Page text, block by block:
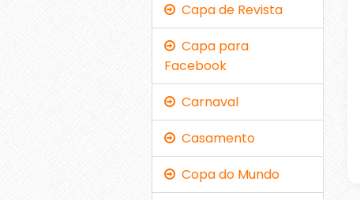
Capa de Revista
Capa para
Facebook
Carnaval
Casamento
Copa do Mundo